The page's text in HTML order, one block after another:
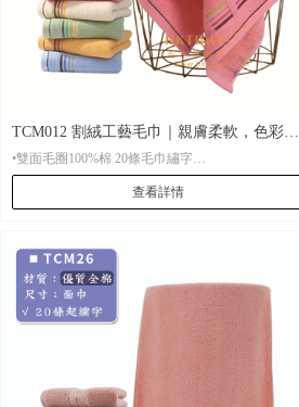
TCM012 割絨工藝毛巾｜親膚柔軟，色彩繽
紛
•雙面毛圈100%棉 20條毛巾繡字
•材 質： 雙面毛圈品質棉100%cotton
•尺 寸：固定尺寸35*75CM及大浴巾70*140CM，圖
中顏色選擇
•包 裝： 每條全新獨立OPP包裝袋，可按客人要求
選用特別禮品包裝
•打 辦： 繡花可打辦。
查看詳情